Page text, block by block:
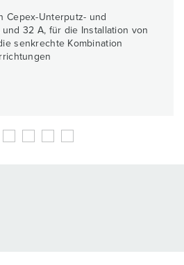
Cepex-Unterputz- und
32 A, für die Installation von
senkrechte Kombination